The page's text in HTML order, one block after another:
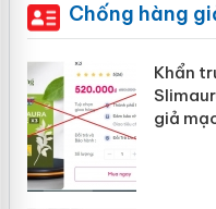
Chống hàng
Khẩn
giả